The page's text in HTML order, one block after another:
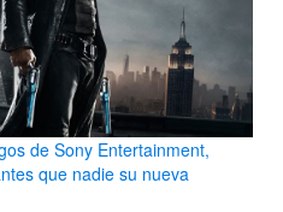
de Sony Entertainment,
que nadie su nueva